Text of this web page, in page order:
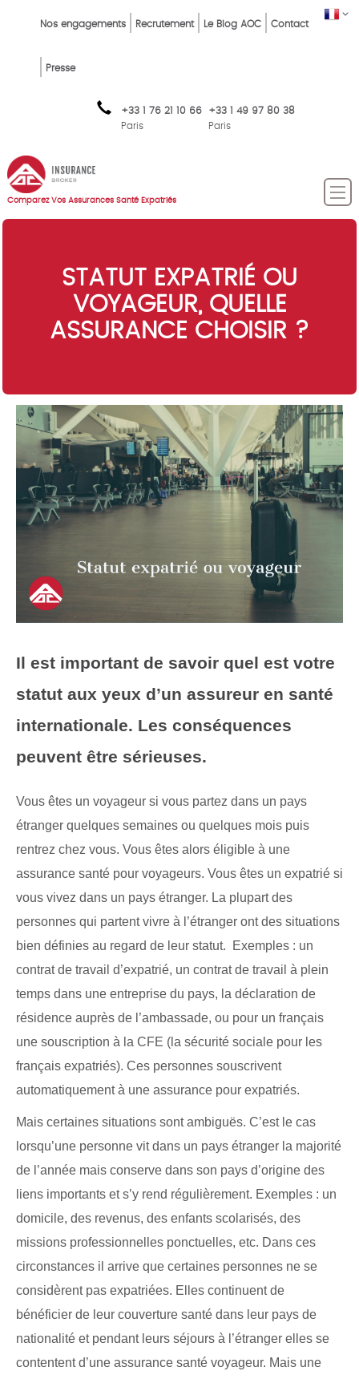
FR
Top
FR
Nos engagements Recrutement Le Blog AOC Contact
Presse
+33 1 76 21 10 66
Paris
+33 1 49 97 80 38
Paris
Comparez Vos Assurances Santé Expatriés
STATUT EXPATRIÉ OU
VOYAGEUR, QUELLE
ASSURANCE CHOISIR ?
Il est important de savoir quel est votre
statut aux yeux d’un assureur en santé
internationale. Les conséquences
peuvent être sérieuses.
Vous êtes un voyageur si vous partez dans un pays
étranger quelques semaines ou quelques mois puis
rentrez chez vous. Vous êtes alors éligible à une
assurance santé pour voyageurs. Vous êtes un expatrié si
vous vivez dans un pays étranger. La plupart des
personnes qui partent vivre à l’étranger ont des situations
bien définies au regard de leur statut. Exemples : un
contrat de travail d’expatrié, un contrat de travail à plein
temps dans une entreprise du pays, la déclaration de
résidence auprès de l’ambassade, ou pour un français
une souscription à la CFE (la sécurité sociale pour les
français expatriés). Ces personnes souscrivent
automatiquement à une assurance pour expatriés.
Mais certaines situations sont ambiguës. C’est le cas
lorsqu’une personne vit dans un pays étranger la majorité
de l’année mais conserve dans son pays d’origine des
liens importants et s’y rend régulièrement. Exemples : un
domicile, des revenus, des enfants scolarisés, des
missions professionnelles ponctuelles, etc. Dans ces
circonstances il arrive que certaines personnes ne se
considèrent pas expatriées. Elles continuent de
bénéficier de leur couverture santé dans leur pays de
nationalité et pendant leurs séjours à l’étranger elles se
contentent d’une assurance santé voyageur. Mais une